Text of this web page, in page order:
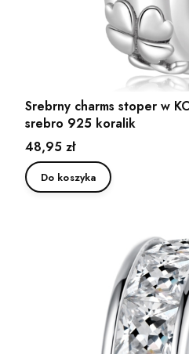
Srebrny charms stoper w
srebro 925 koralik
Cena
48,95 zł
Do koszyka